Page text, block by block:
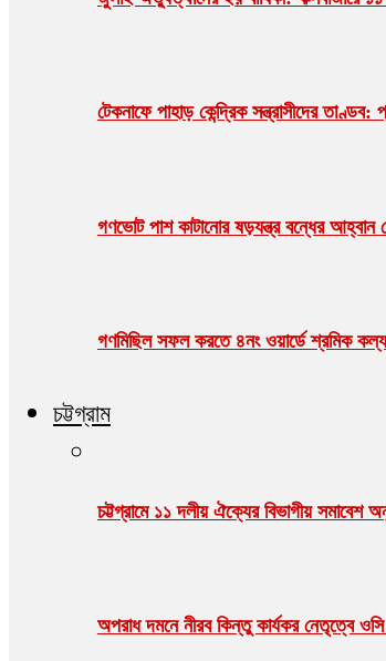
টেকনাফে পাহাড় কেন্দ্রিক সন্ত্রাসীদের
গণভোট পাশ কাটানোর ষড়যন্ত্র বন্ধের আহ্বান
গণমিছিল সফল করতে ৪নং ওয়ার্ডে শ্রমিক
চট্টগ্রাম
চট্টগ্রামে ১১ দলীয় ঐক্যের বিভাগীয় সমাবেশ
অপরাধ দমনে নীরব কিন্তু কার্যকর নেতৃত্বে